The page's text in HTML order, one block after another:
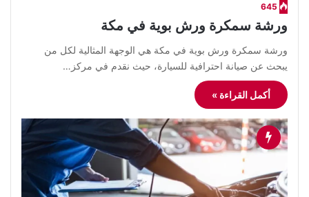
645
ورشة سمكرة ورش بوية في مكة
ورشة سمكرة ورش بوية في مكة هي الوجهة المثالية لكل من
يبحث عن صيانة احترافية للسيارة، حيث نقدم في مركز…
أكمل القراءة »